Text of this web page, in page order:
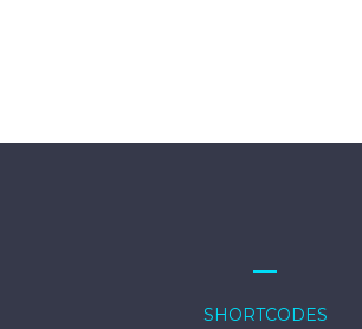
SHORTCODES